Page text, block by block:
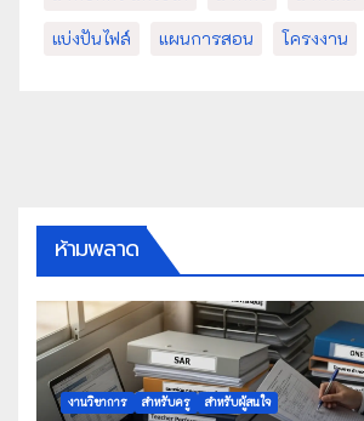
แบ่งปันไฟล์
แผนการสอน โครงงาน
ห้ามพลาด
งานวิชาการ สำหรับครู สำหรับผู้สนใจ